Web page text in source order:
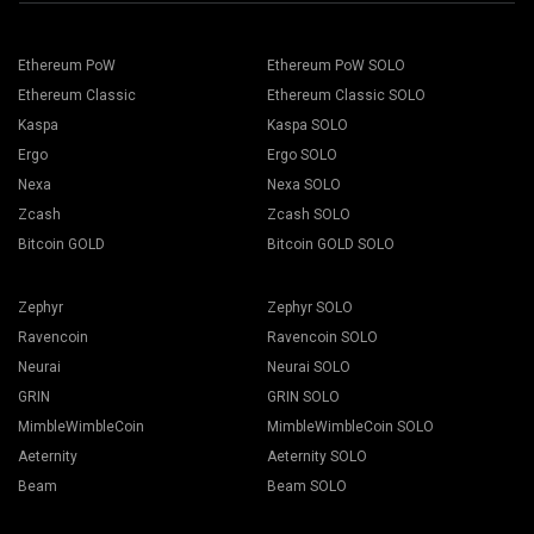
เลือก กระเป๋าเงิน เหรียญ และนักขุด จากรายการแบบเลื่อนลง
เซิร์ฟเวอร์ที่ใกล้ที่สุดกับคุณ ตำแหน่งเริ่มต้นสำหรับยุโรปคือ EU
เลือกซอฟต์แวร์การขุดที่เหมาะสม พบซอฟต์แวร์การขุดที่แนะนำ
Ethereum PoW
Ethereum Classic
Kaspa
Ergo
Nexa
Zcash
Bitcoin GOLD
Ethereum PoW SOLO
Ethereum Classic SOLO
Kaspa SOLO
Ergo SOLO
Nexa SOLO
Zcash SOLO
Bitcoin GOLD SOLO
Zephyr
Ravencoin
Neurai
GRIN
MimbleWimbleCoin
Aeternity
Beam
Zephyr SOLO
Ravencoin SOLO
Neurai SOLO
GRIN SOLO
MimbleWimbleCoin SOLO
Aeternity SOLO
Beam SOLO